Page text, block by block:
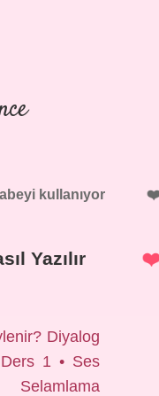
kullanıyor
Yazılır
Diyalog
1 • Ses